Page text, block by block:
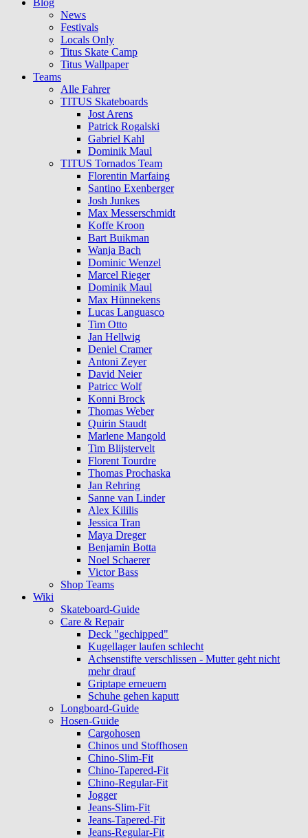
Blog
News
Festivals
Locals Only
Titus Skate Camp
Titus Wallpaper
Teams
Alle Fahrer
TITUS Skateboards
Jost Arens
Patrick Rogalski
Gabriel Kahl
Dominik Maul
TITUS Tornados Team
Florentin Marfaing
Santino Exenberger
Josh Junkes
Max Messerschmidt
Koffe Kroon
Bart Buikman
Wanja Bach
Dominic Wenzel
Marcel Rieger
Dominik Maul
Max Hünnekens
Lucas Languasco
Tim Otto
Jan Hellwig
Deniel Cramer
Antoni Zeyer
David Neier
Patricc Wolf
Konni Brock
Thomas Weber
Quirin Staudt
Marlene Mangold
Tim Blijstervelt
Florent Tourdre
Thomas Prochaska
Jan Rehring
Sanne van Linder
Alex Kililis
Jessica Tran
Maya Dreger
Benjamin Botta
Noel Schaerer
Victor Bass
Shop Teams
Wiki
Skateboard-Guide
Care & Repair
Deck "gechipped"
Kugellager laufen schlecht
Achsenstifte verschlissen - Mutter geht nicht
mehr drauf
Griptape erneuern
Schuhe gehen kaputt
Longboard-Guide
Hosen-Guide
Cargohosen
Chinos und Stoffhosen
Chino-Slim-Fit
Chino-Tapered-Fit
Chino-Regular-Fit
Jogger
Jeans-Slim-Fit
Jeans-Tapered-Fit
Jeans-Regular-Fit